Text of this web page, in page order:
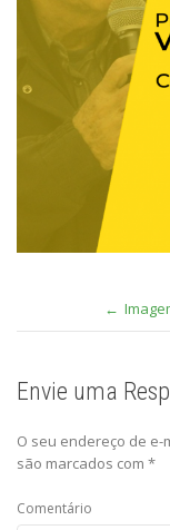
Envie uma
O seu endereço de
são marcados com *
Comentário